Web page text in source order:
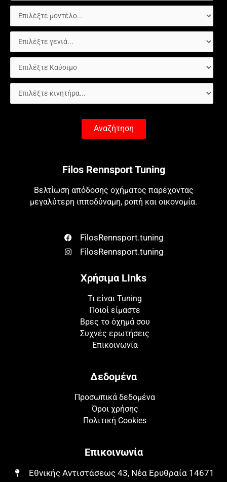
Αναζήτηση
Filos Rennsport Tuning
Βελτίωση απόδοσης οχήματος παρέχοντας
μεγαλύτερη ιπποδύναμη, ροπή και οικονομία.
FilosRennsport.tuning
FilosRennsport.tuning
Χρήσιμα LInks
Τι είναι Tuning
Ποιοί είμαστε
Βρες το όχημά σου
Συχνές ερωτήσεις
Επικοινωνία
Δεδομένα
Προσωπικά δεδομένα
Όροι χρήσης
Πολιτική Cookies
Επικοινωνία
Εθνικής Αντιστάσεως 43, Νέα Ερυθραία 14671​​